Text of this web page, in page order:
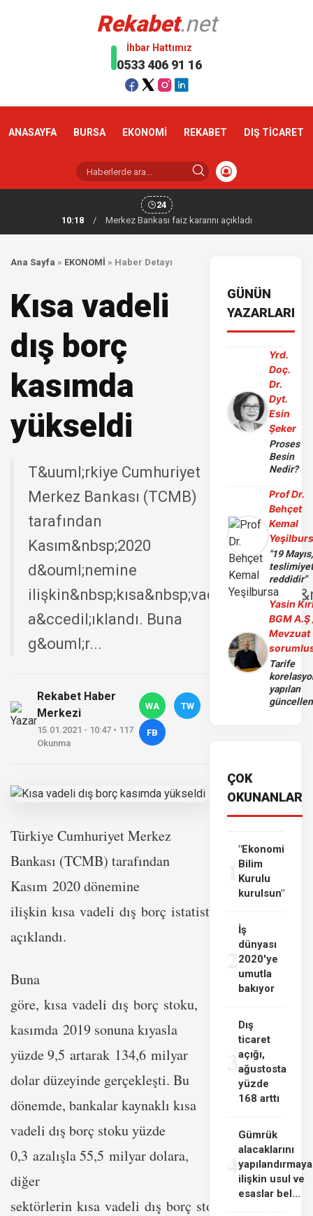
Rekabet.net
İhbar Hattımız
0533 406 91 16
ANASAYFA BURSA EKONOMİ REKABET DIŞ TİCARET
24
10:18
/ Merkez Bankası faiz kararını açıkladı
Ana Sayfa » EKONOMİ » Haber Detayı
Kısa vadeli
dış borç
kasımda
yükseldi
T&uuml;rkiye Cumhuriyet
Merkez Bankası (TCMB)
tarafından
Kasım&nbsp;2020
d&ouml;nemine
a&ccedil;ıklandı. Buna
g&ouml;r...
Rekabet Haber
Merkezi
15.01.2021 - 10:47 • 117
Okunma
WA TW
FB
Türkiye Cumhuriyet Merkez
Bankası (TCMB) tarafından
Kasım 2020 dönemine
ilişkin kısa vadeli dış borç istatistikleri
açıklandı.
Buna
göre, kısa vadeli dış borç stoku,
kasımda 2019 sonuna kıyasla
yüzde 9,5 artarak 134,6 milyar
dolar düzeyinde gerçekleşti. Bu
dönemde, bankalar kaynaklı kısa
vadeli dış borç stoku yüzde
0,3 azalışla 55,5 milyar dolara,
diğer
sektörlerin kısa vadeli dış borç stoku
GÜNÜN
YAZARLARI
Yrd.
Doç.
Dr.
Dyt.
Esin
Şeker
Proses
Besin
Nedir?
Prof Dr.
Behçet
Kemal
"19 Mayıs,
reddidir"
Yasin
BGM A.Ş
Mevzuat
Tarife
yapılan
ÇOK
OKUNANLAR
"Ekonomi
Bilim
Kurulu
kurulsun"
İş
dünyası
2020'ye
umutla
bakıyor
3
Dış
ticaret
açığı,
ağustosta
yüzde
168 arttı
4
Gümrük
alacaklarını
yapılandırmaya
ilişkin usul ve
esaslar bel...